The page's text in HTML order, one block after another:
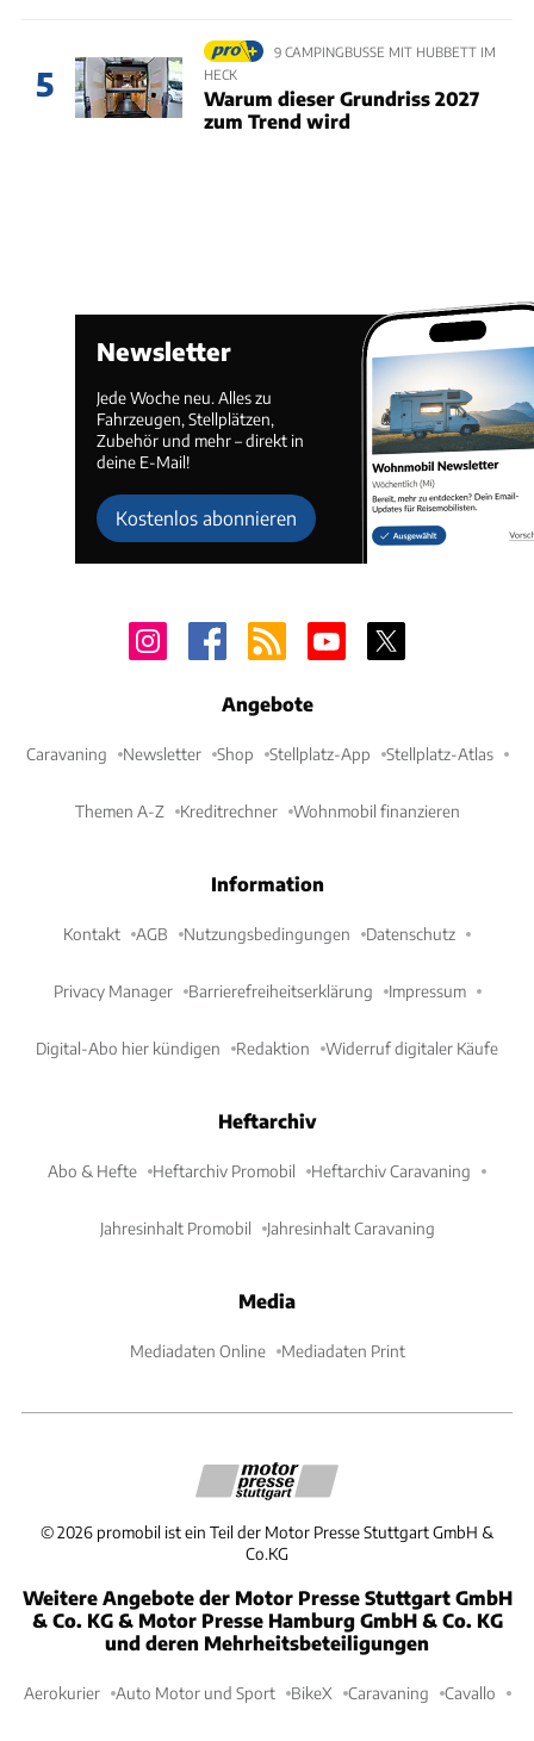
5
9 CAMPINGBUSSE MIT HUBBETT IM
HECK
Warum dieser Grundriss 2027
zum Trend wird
Newsletter
Jede Woche neu. Alles zu
Fahrzeugen, Stellplätzen,
Zubehör und mehr – direkt in
deine E-Mail!
Kostenlos abonnieren
Angebote
Caravaning Newsletter Shop Stellplatz-App Stellplatz-Atlas
Themen A-Z Kreditrechner Wohnmobil finanzieren
Information
Kontakt AGB Nutzungsbedingungen Datenschutz
Privacy Manager Barrierefreiheitserklärung Impressum
Digital-Abo hier kündigen Redaktion Widerruf digitaler Käufe
Heftarchiv
Abo & Hefte Heftarchiv Promobil Heftarchiv Caravaning
Jahresinhalt Promobil Jahresinhalt Caravaning
Media
Mediadaten Online Mediadaten Print
©2026 promobil ist ein Teil der Motor Presse Stuttgart GmbH &
Co.KG
Weitere Angebote der Motor Presse Stuttgart GmbH
& Co. KG & Motor Presse Hamburg GmbH & Co. KG
und deren Mehrheitsbeteiligungen
Aerokurier Auto Motor und Sport BikeX Caravaning Cavallo